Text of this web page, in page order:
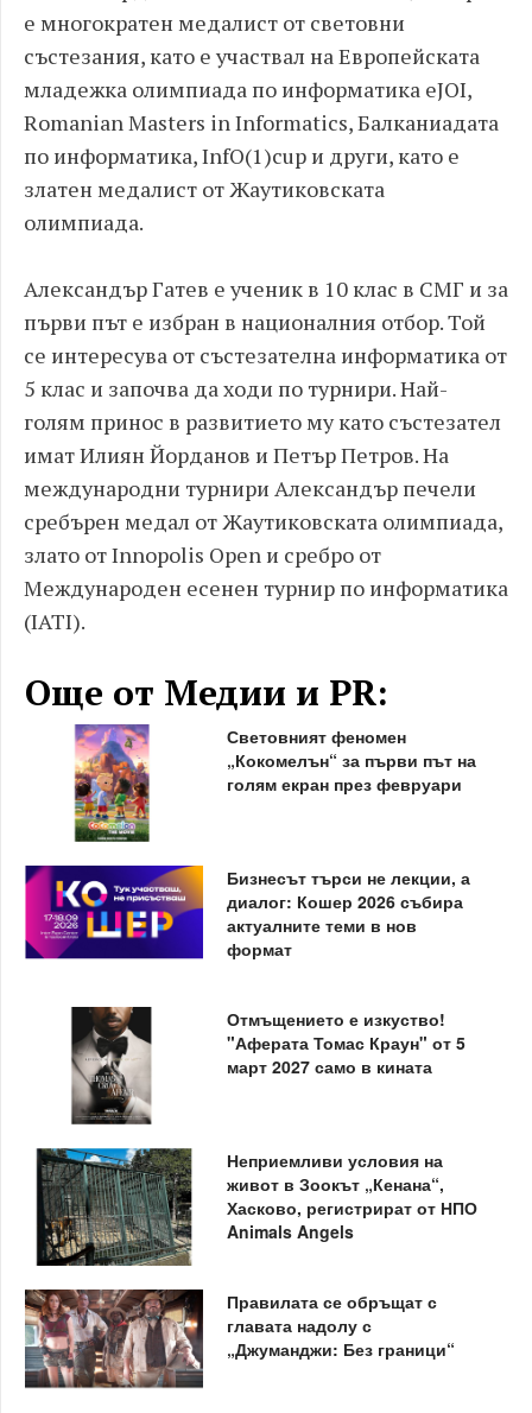
е многократен медалист от световни
състезания, като е участвал на Европейската
младежка олимпиада по информатика eJOI,
Romanian Masters in Informatics, Балканиадата
по информатика, InfO(1)cup и други, като е
златен медалист от Жаутиковската
олимпиада.
Александър Гатев е ученик в 10 клас в СМГ и за
първи път е избран в националния отбор. Той
се интересува от състезателна информатика от
5 клас и започва да ходи по турнири. Най-
голям принос в развитието му като състезател
имат Илиян Йорданов и Петър Петров. На
международни турнири Александър печели
сребърен медал от Жаутиковската олимпиада,
злато от Innopolis Open и сребро от
Международен есенен турнир по информатика
(IATI).
Още от Медии и PR:
Световният феномен
„Кокомелън“ за първи път на
голям екран през февруари
Бизнесът търси не лекции, а
диалог: Кошер 2026 събира
актуалните теми в нов
формат
Отмъщението е изкуство!
"Аферата Томас Краун" от 5
март 2027 само в кината
Неприемливи условия на
живот в Зоокът „Кенана“,
Хасково, регистрират от НПО
Animals Angels
Правилата се обръщат с
главата надолу с
„Джуманджи: Без граници“